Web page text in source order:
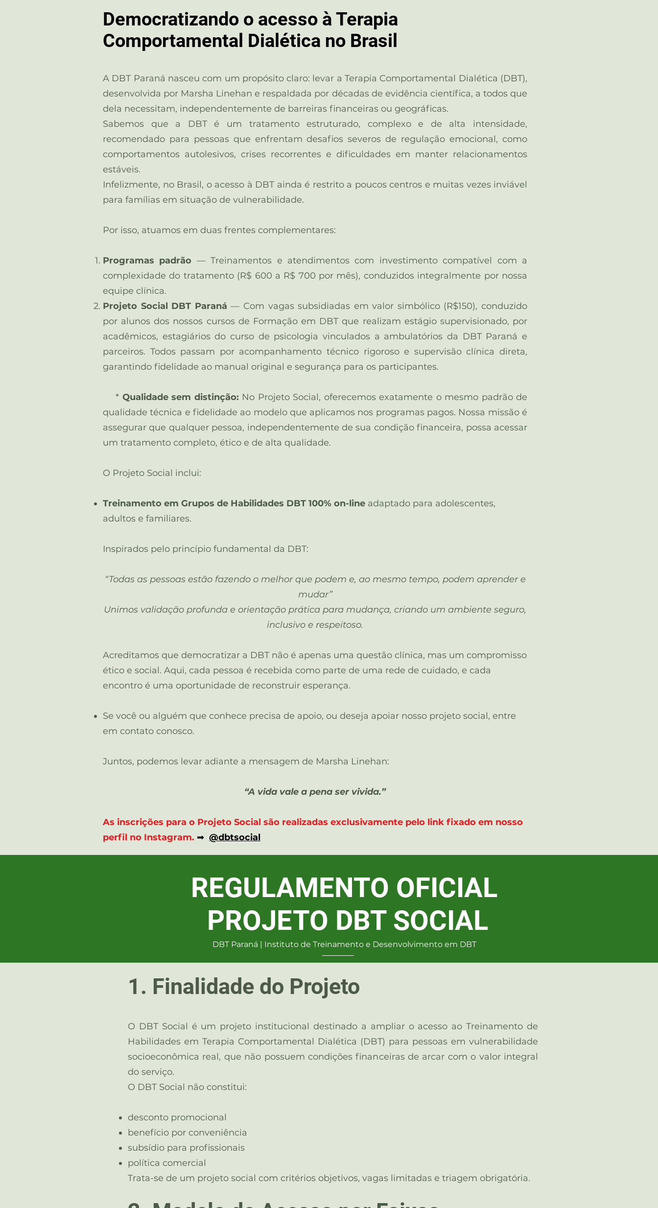
Democratizando o acesso à Terapia
Comportamental Dialética no Brasil
A DBT Paraná nasceu com um propósito claro: levar a Terapia Comportamental Dialética (DBT),
desenvolvida por Marsha Linehan e respaldada por décadas de evidência científica, a todos que
dela necessitam, independentemente de barreiras financeiras ou geográficas.
Sabemos que a DBT é um tratamento estruturado, complexo e de alta intensidade,
recomendado para pessoas que enfrentam desafios severos de regulação emocional, como
comportamentos autolesivos, crises recorrentes e dificuldades em manter relacionamentos
estáveis.
Infelizmente, no Brasil, o acesso à DBT ainda é restrito a poucos centros e muitas vezes inviável
para famílias em situação de vulnerabilidade.
Por isso, atuamos em duas frentes complementares:
Programas padrão — Treinamentos e atendimentos com investimento compatível com a
complexidade do tratamento (R$ 600 a R$ 700 por mês), conduzidos integralmente por nossa
equipe clínica.
Projeto Social DBT Paraná — Com vagas subsidiadas em valor simbólico (R$150), conduzido
por alunos dos nossos cursos de Formação em DBT que realizam estágio supervisionado, por
acadêmicos, estagiários do curso de psicologia vinculados a ambulatórios da DBT Paraná e
parceiros. Todos passam por acompanhamento técnico rigoroso e supervisão clínica direta,
garantindo fidelidade ao manual original e segurança para os participantes.
* Qualidade sem distinção: No Projeto Social, oferecemos exatamente o mesmo padrão de
qualidade técnica e fidelidade ao modelo que aplicamos nos programas pagos. Nossa missão é
assegurar que qualquer pessoa, independentemente de sua condição financeira, possa acessar
um tratamento completo, ético e de alta qualidade.
O Projeto Social inclui:
Treinamento em Grupos de Habilidades DBT 100% on-line adaptado para adolescentes,
adultos e familiares.
Inspirados pelo princípio fundamental da DBT:
“Todas as pessoas estão fazendo o melhor que podem e, ao mesmo tempo, podem aprender e
mudar”
Unimos validação profunda e orientação prática para mudança, criando um ambiente seguro,
inclusivo e respeitoso.
Acreditamos que democratizar a DBT não é apenas uma questão clínica, mas um compromisso
ético e social. Aqui, cada pessoa é recebida como parte de uma rede de cuidado, e cada
encontro é uma oportunidade de reconstruir esperança.
Se você ou alguém que conhece precisa de apoio, ou deseja apoiar nosso projeto social, entre
em contato conosco.
Juntos, podemos levar adiante a mensagem de Marsha Linehan:
“A vida vale a pena ser vivida.”
As inscrições para o Projeto Social são realizadas exclusivamente pelo link fixado em nosso
perfil no Instagram. ➡ @dbtsocial
REGULAMENTO OFICIAL
PROJETO DBT SOCIAL
DBT Paraná | Instituto de Treinamento e Desenvolvimento em DBT
1. Finalidade do Projeto
O DBT Social é um projeto institucional destinado a ampliar o acesso ao Treinamento de
Habilidades em Terapia Comportamental Dialética (DBT) para pessoas em vulnerabilidade
socioeconômica real, que não possuem condições financeiras de arcar com o valor integral
do serviço.
O DBT Social não constitui:
desconto promocional
benefício por conveniência
subsídio para profissionais
política comercial
Trata-se de um projeto social com critérios objetivos, vagas limitadas e triagem obrigatória.